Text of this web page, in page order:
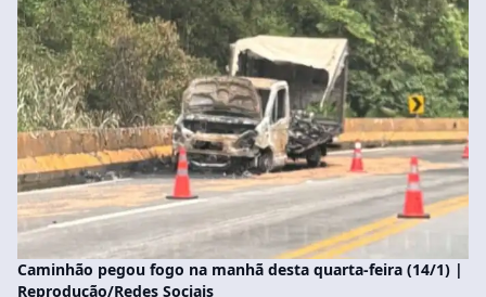
Caminhão pegou fogo na manhã desta quarta-feira (14/1) |
Reprodução/Redes Sociais